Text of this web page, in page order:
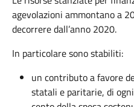
agevolazioni ammontano a
decorrere dall’anno 2020.
In particolare sono stabiliti:
un contributo a favore
statali e paritarie, di